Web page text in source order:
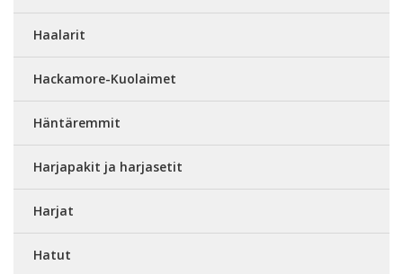
Haalarit
Hackamore-Kuolaimet
Häntäremmit
Harjapakit ja harjasetit
Harjat
Hatut